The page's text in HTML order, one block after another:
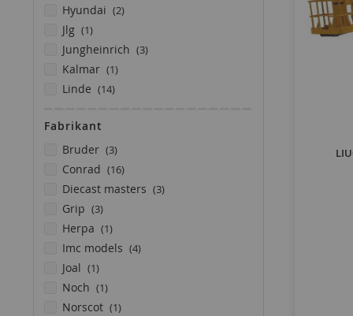
hyundai 2producten
jlg 1product
jungheinrich 3producten
kalmar 1product
linde 14producten
merlo
moffett 1product
still 18 producten
toyota 3producten
wagner
Fabrikant
bruder
3producten
conrad 16producten
diecast masters 3producten
grip 3producten
herpa 1product
imc models 4producten
joal 1product
noch 1product
norscot 1product